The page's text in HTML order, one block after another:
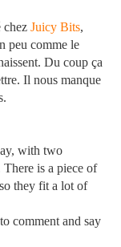
chez Juicy Bits,
peu comme le
Du coup ça
Il nous manque
with two
There is a piece of
they fit a lot of
comment and say